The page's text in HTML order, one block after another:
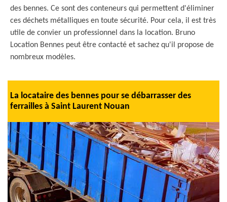
des bennes. Ce sont des conteneurs qui permettent d'éliminer
ces déchets métalliques en toute sécurité. Pour cela, il est très
utile de convier un professionnel dans la location. Bruno
Location Bennes peut être contacté et sachez qu'il propose de
nombreux modèles.
La locataire des bennes pour se débarrasser des
ferrailles à Saint Laurent Nouan